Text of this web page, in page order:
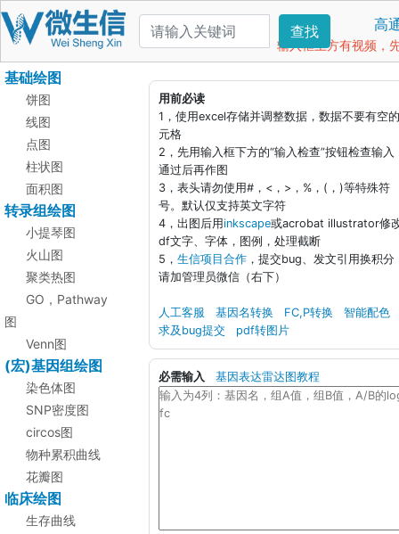
查找 高
输入框上方有视频，
基础绘图
饼图
线图
点图
柱状图
面积图
转录组绘图
小提琴图
火山图
聚类热图
GO，Pathway
图
Venn图
(宏)基因组绘图
染色体图
SNP密度图
circos图
物种累积曲线
花瓣图
临床绘图
生存曲线
用前必读
1，使用excel存储并调整数据，数据不要有空
元格
2，先用输入框下方的“输入检查”按钮检查输入
通过后再作图
3，表头请勿使用#，<，>，%，(，)等特殊符
号。默认仅支持英文字符
4，出图后用inkscape或acrobat illustrator修
df文字、字体，图例，处理截断
5， 生信项目合作 ，提交bug、发文引用换积分
请加管理员微信（右下）
人工客服 基因名转换 FC,P转换
智能配色
求及bug提交
pdf转图片
必需输入 基因表达雷达图教程